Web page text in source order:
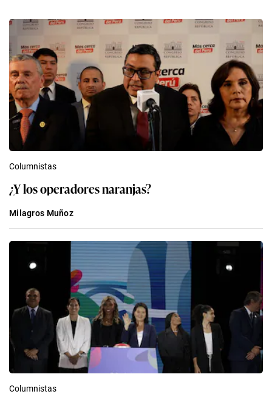
Columnistas
¿Y los operadores naranjas?
Milagros Muñoz
Columnistas